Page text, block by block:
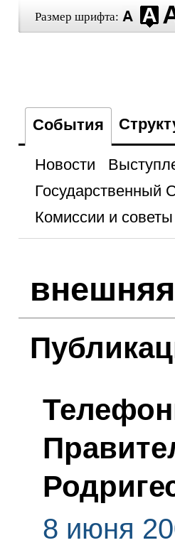
Размер шрифта:
События
Новости
Государственный
Комиссии и советы
8 июня